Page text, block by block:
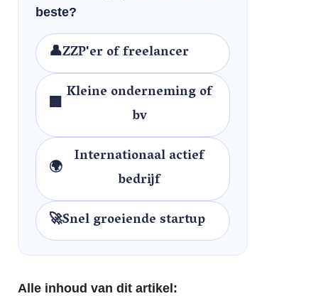
beste?
👤ZZP'er of freelancer
🏢 Kleine onderneming of
bv
🌍 Internationaal actief
bedrijf
🚀Snel groeiende startup
Alle inhoud van dit artikel: